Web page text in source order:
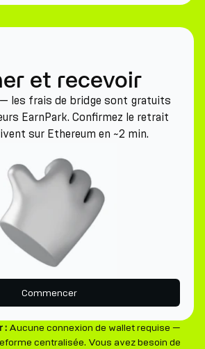
et recevoir
les frais de bridge sont gratuits
EarnPark. Confirmez le retrait
sur Ethereum en ~2 min.
Commencer
: Aucune connexion de wallet requise —
centralisée. Vous avez besoin de